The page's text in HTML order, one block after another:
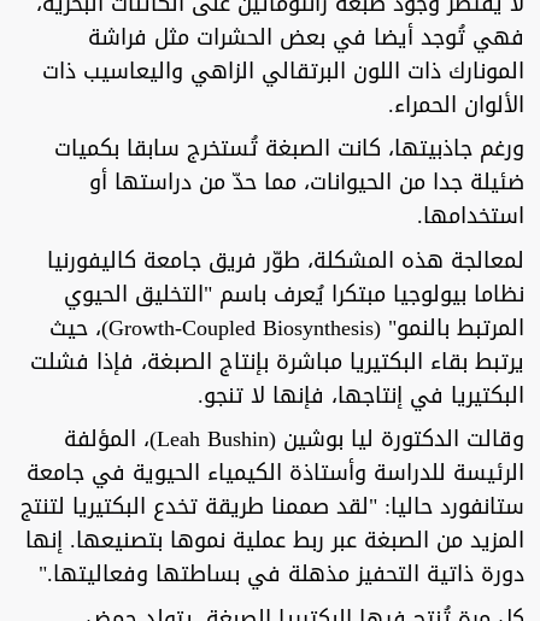
فهي تُوجد أيضا في بعض الحشرات مثل فراشة
المونارك ذات اللون البرتقالي الزاهي واليعاسيب ذات
الألوان الحمراء.
ورغم جاذبيتها، كانت الصبغة تُستخرج سابقا بكميات
ضئيلة جدا من الحيوانات، مما حدّ من دراستها أو
استخدامها.
لمعالجة هذه المشكلة، طوّر فريق جامعة كاليفورنيا
نظاما بيولوجيا مبتكرا يُعرف باسم "التخليق الحيوي
المرتبط بالنمو" (Growth-Coupled Biosynthesis)، حيث
يرتبط بقاء البكتيريا مباشرة بإنتاج الصبغة، فإذا فشلت
البكتيريا في إنتاجها، فإنها لا تنجو.
وقالت الدكتورة ليا بوشين (Leah Bushin)، المؤلفة
الرئيسة للدراسة وأستاذة الكيمياء الحيوية في جامعة
ستانفورد حاليا: "لقد صممنا طريقة تخدع البكتيريا لتنتج
المزيد من الصبغة عبر ربط عملية نموها بتصنيعها. إنها
دورة ذاتية التحفيز مذهلة في بساطتها وفعاليتها."